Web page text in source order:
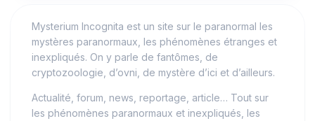
Mysterium Incognita est un site sur le paranormal les
mystères paranormaux, les phénomènes étranges et
inexpliqués. On y parle de fantômes, de
cryptozoologie, d’ovni, de mystère d’ici et d’ailleurs.
Actualité, forum, news, reportage, article… Tout sur
les phénomènes paranormaux et inexpliqués, les